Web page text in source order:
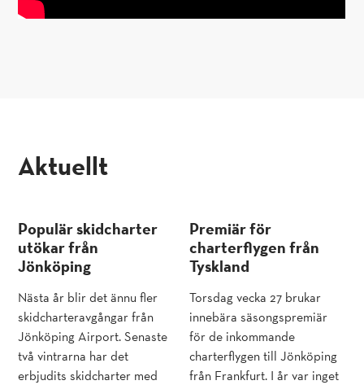
aktuellt
Populär skidcharter
utökar från
Jönköping
Nästa år blir det ännu fler
skidcharteravgångar från
Jönköping Airport. Senaste
två vintrarna har det
erbjudits skidcharter med
Premiär för
charterflygen från
Tyskland
Torsdag vecka 27 brukar
innebära säsongspremiär
för de inkommande
charterflygen till Jönköping
från Frankfurt. I år var inget